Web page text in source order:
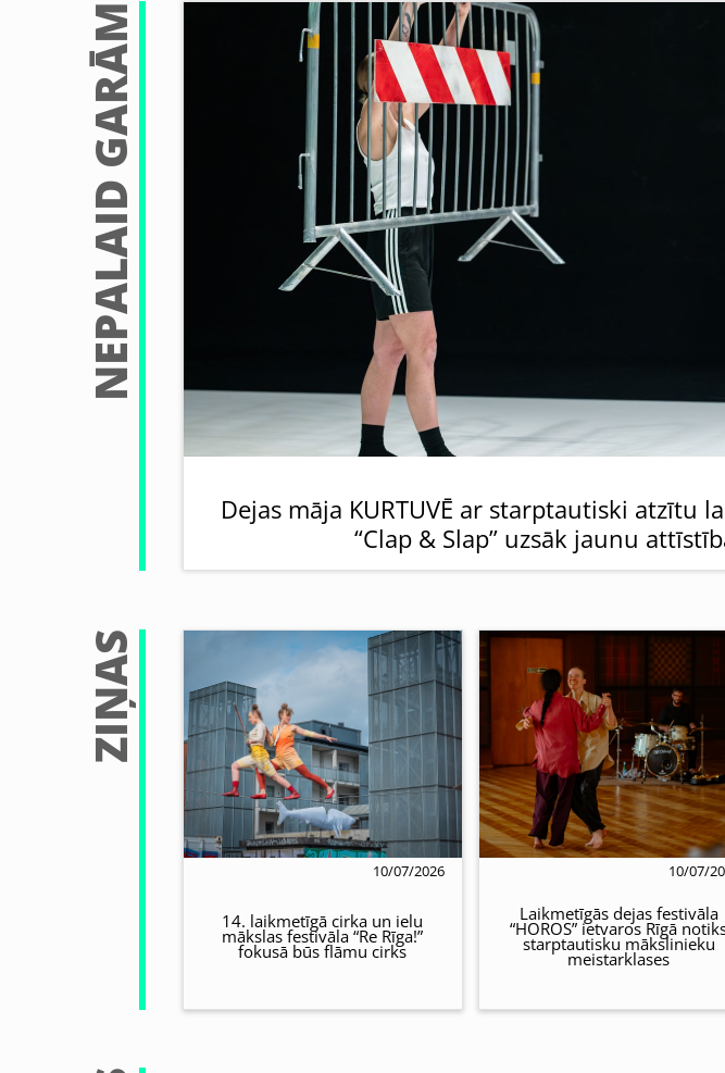
NEPALAID GARĀM
Dejas māja KURTUVĒ ar starptautiski atzītu
“Clap & Slap” uzsāk jaunu
ZIŅAS
10/07/2026
14. laikmetīgā cirka un ielu
mākslas festivāla “Re Rīga!”
fokusā būs flāmu cirks
10/07/
Laikmetīgās dejas festivāla
“HOROS” ietvaros Rīgā
starptautisku mākslinieku
meistarklases